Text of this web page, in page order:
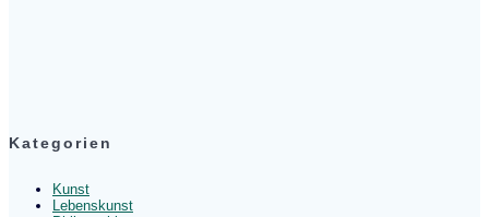
Kategorien
Kunst
Lebenskunst